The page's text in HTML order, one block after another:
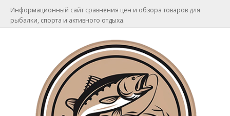
Информационный сайт сравнения цен и обзора товаров для
рыбалки, спорта и активного отдыха.